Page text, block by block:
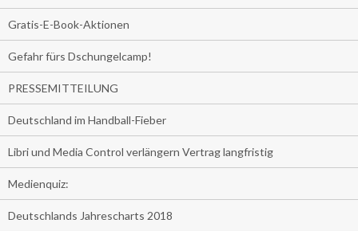
Gratis-E-Book-Aktionen
Gefahr fürs Dschungelcamp!
PRESSEMITTEILUNG
Deutschland im Handball-Fieber
Libri und Media Control verlängern Vertrag langfristig
Medienquiz:
Deutschlands Jahrescharts 2018